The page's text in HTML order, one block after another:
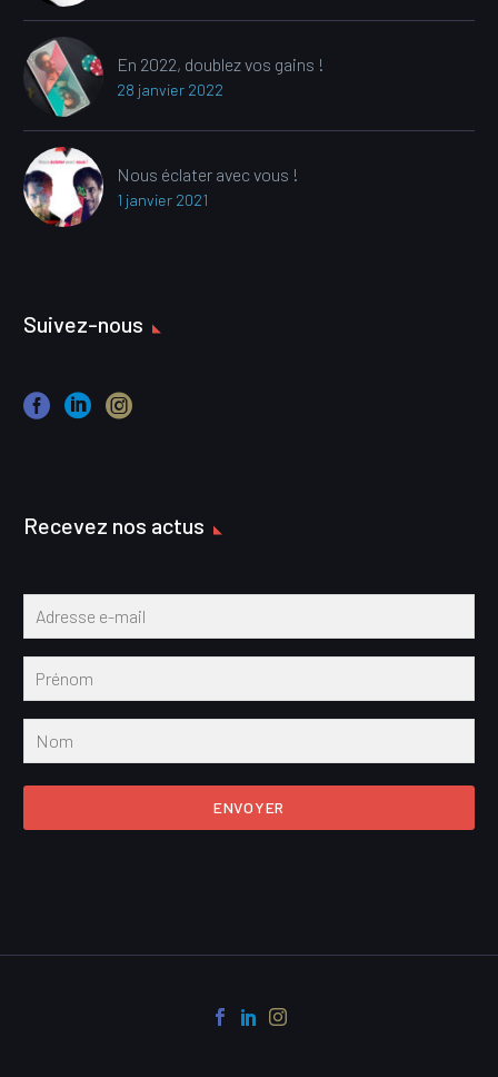
En 2022, doublez vos gains !
28 janvier 2022
Nous éclater avec vous !
1 janvier 2021
Suivez-nous
Recevez nos actus
ENVOYER